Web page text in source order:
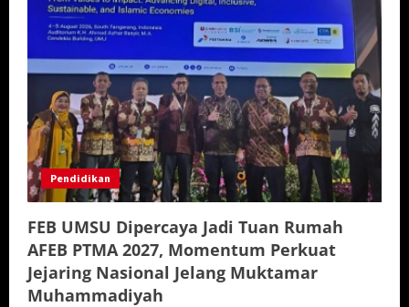
Pendidikan
FEB UMSU Dipercaya Jadi Tuan Rumah
AFEB PTMA 2027, Momentum Perkuat
Jejaring Nasional Jelang Muktamar
Muhammadiyah